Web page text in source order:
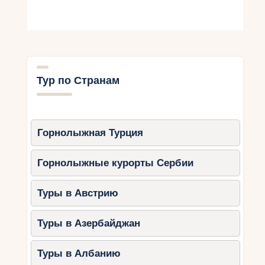
подходят для февральских поездок. Одним из
найдете широкие склоны, гарантированный
снег и отличные условия для катания как для
Кроме того, Бакуриани — еще одно популярное
место для зимнего отдыха в Грузии.
Здесь вы сможете насладиться живописными
видами на окружающие горы и прокатиться по
разнообразным трассам. Для любителей
посетить курорт Гудаури, который славится
Тур по Странам
Горнолыжная Турция
Горнолыжные курорты Сербии
Туры в Австрию
Туры в Азербайджан
Туры в Албанию